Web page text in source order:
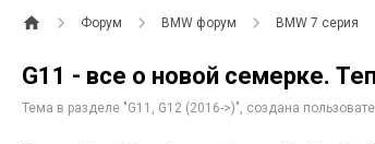
Форум BMW форум BMW 7 серия
G11 - все о новой семерке.
Тема в разделе "G11, G12 (2016->)", создана